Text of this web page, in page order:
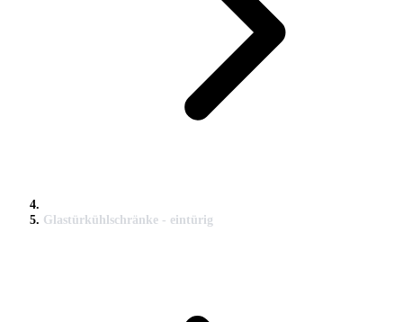
Glastürkühlschränke - eintürig